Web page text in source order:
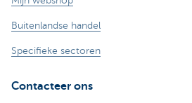
Buitenlandse handel
Specifieke sectoren
Contacteer ons